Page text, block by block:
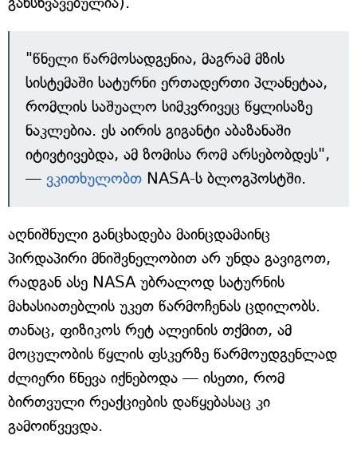
"წნელი წარმოსადგენია, მაგრამ მზის
სისტემაში სატურნი ერთადერთი პლანეტაა,
რომლის საშუალო სიმკვრივეც წყლისაზე
ნაკლებია. ეს აირის გიგანტი აბაზანაში
იტივტივებდა, ამ ზომისა რომ არსებობდეს",
— ვკითხულობთ NASA-ს ბლოგპოსტში.
აღნიშნული განცხადება მაინცდამაინც
პირდაპირი მნიშვნელობით არ უნდა გავიგოთ,
რადგან ასე NASA უბრალოდ სატურნის
მახასიათებლის უკეთ წარმოჩენას ცდილობს.
თანაც, ფიზიკოს რეტ ალეინის თქმით, ამ
მოცულობის წყლის ფსკერზე წარმოუდგენლად
ძლიერი წნევა იქნებოდა — ისეთი, რომ
ბირთვული რეაქციების დაწყებასაც კი
გამოიწვევდა.